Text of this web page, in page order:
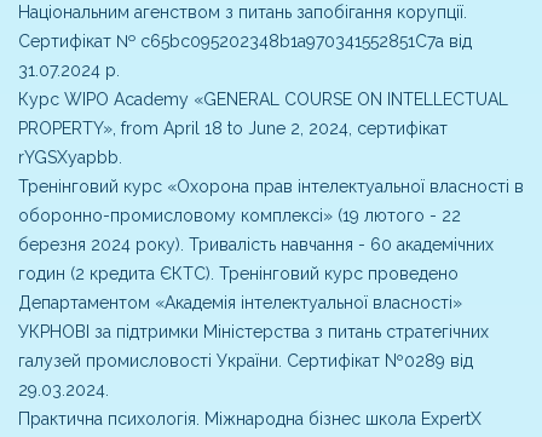
Національним агенством з питань запобігання корупції.
Сертифікат № c65bc095202348b1a970341552851C7a від
31.07.2024 р.
Курс WIPO Academy «GENERAL COURSE ON INTELLECTUAL
PROPERTY», from April 18 to June 2, 2024, сертифікат
rYGSXyapbb.
Тренінговий курс «Охорона прав інтелектуальної власності в
оборонно-промисловому комплексі» (19 лютого - 22
березня 2024 року). Тривалість навчання - 60 академічних
годин (2 кредита ЄКТС). Тренінговий курс проведено
Департаментом «Академія інтелектуальної власності»
УКРНОВІ за підтримки Міністерства з питань стратегічних
галузей промисловості України. Сертифікат Nº0289 від
29.03.2024.
Практична психологія. Міжнародна бізнес школа ExpertX